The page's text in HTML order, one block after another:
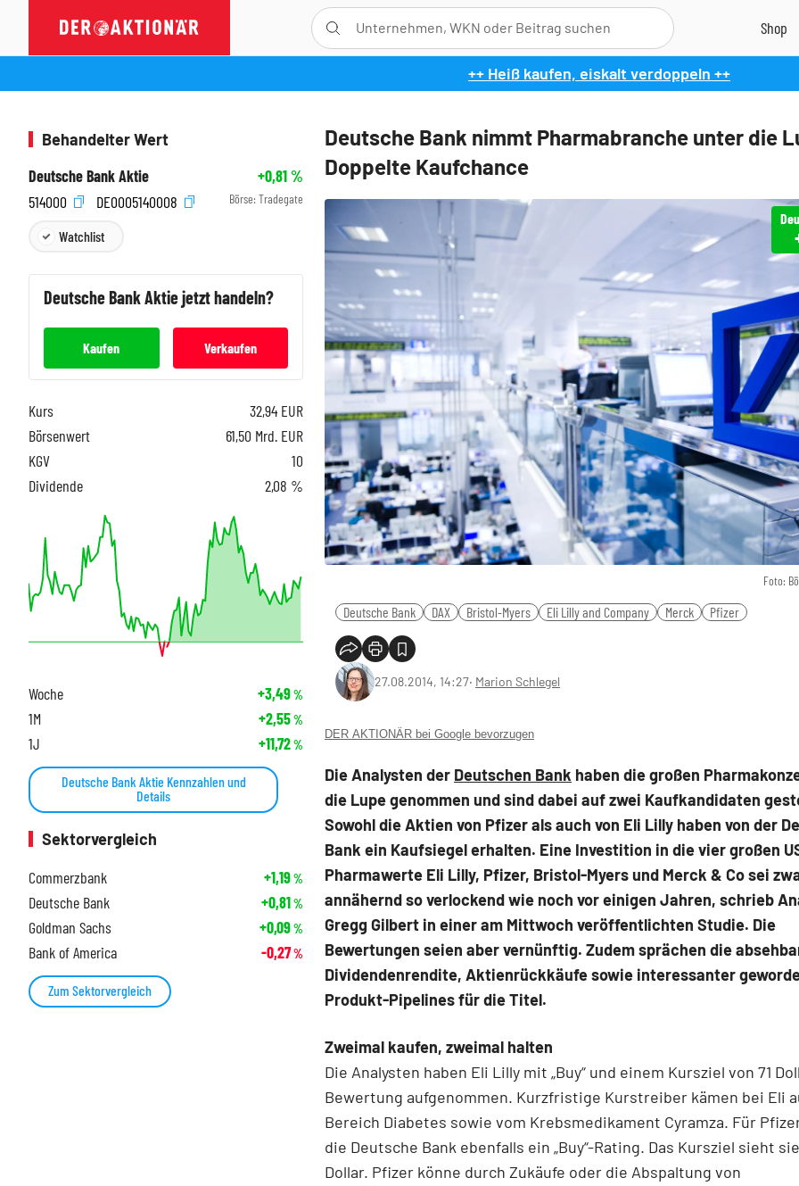
++ Heiß kaufen, eiskalt verdoppeln ++
Deutsche Bank nimmt Pharmabranche unter die
Doppelte Kaufchance
Foto:
Deutsche Bank DAX Bristol-Myers Eli Lilly and Company Merck Pfizer
27.08.2014, 14:27‧ Marion Schlegel
DER AKTIONÄR bei Google bevorzugen
Die Analysten der Deutschen Bank haben die großen
die Lupe genommen und sind dabei auf zwei Kaufkandidaten
Sowohl die Aktien von Pfizer als auch von Eli Lilly haben von der
Bank ein Kaufsiegel erhalten. Eine Investition in die vier großen
Pharmawerte Eli Lilly, Pfizer, Bristol-Myers und Merck & Co sei
annähernd so verlockend wie noch vor einigen Jahren, schrieb
Gregg Gilbert in einer am Mittwoch veröffentlichten Studie. Die
Bewertungen seien aber vernünftig. Zudem sprächen die
Dividendenrendite, Aktienrückkäufe sowie interessanter
Produkt-Pipelines für die Titel.
Zweimal kaufen, zweimal halten
Die Analysten haben Eli Lilly mit „Buy“ und einem Kursziel von 71
Bewertung aufgenommen. Kurzfristige Kurstreiber kämen bei Eli
Bereich Diabetes sowie vom Krebsmedikament Cyramza. Für
die Deutsche Bank ebenfalls ein „Buy“-Rating. Das Kursziel sieht
Dollar. Pfizer könne durch Zukäufe oder die Abspaltung von
Behandelter Wert
Deutsche Bank Aktie
+0,81%
514000
DE0005140008 Börse: Tradegate
Watchlist
Deutsche BankAktie jetzt handeln?
Kaufen Verkaufen
Kurs 32,94 EUR
Börsenwert
61,50 Mrd. EUR
KGV
10
Dividende
2,08 %
Woche +3,49%
1M +2,55%
1J +11,72%
Deutsche Bank Aktie Kennzahlen und
Details
Sektorvergleich
Commerzbank
+1,19%
Deutsche Bank +0,81%
Goldman Sachs +0,09%
Bank of America -0,27%
Zum Sektorvergleich